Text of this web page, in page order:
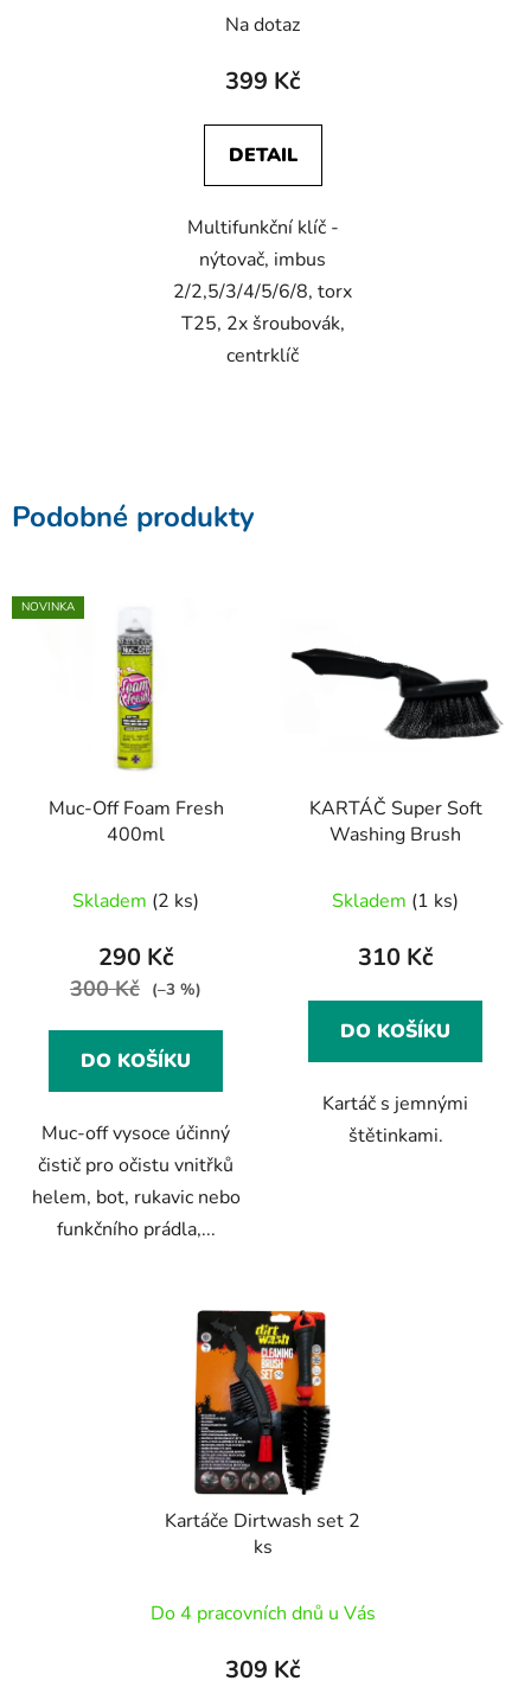
Na dotaz
399 Kč
DETAIL
Multifunkční klíč -
nýtovač, imbus
2/2,5/3/4/5/6/8, torx
T25, 2x šroubovák,
centrklíč
Podobné produkty
NOVINKA
Muc-Off Foam Fresh
400ml
Skladem (2 ks)
290 Kč
300 Kč (–3 %)
DO KOŠÍKU
Muc-off vysoce účinný
čistič pro očistu vnitřků
helem, bot, rukavic nebo
funkčního prádla,...
KARTÁČ Super Soft
Washing Brush
Skladem (1 ks)
310 Kč
DO KOŠÍKU
Kartáč s jemnými
štětinkami.
Kartáče Dirtwash set 2
ks
Do 4 pracovních dnů u Vás
309 Kč